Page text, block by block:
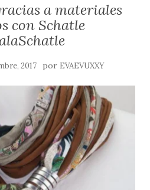
a materiales
con Schatle
2017 por EVAEVUXXY